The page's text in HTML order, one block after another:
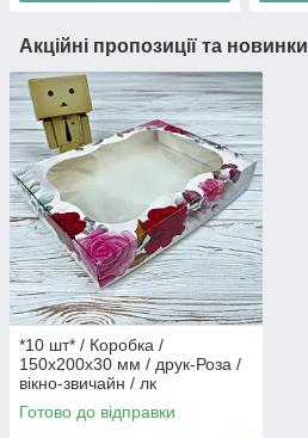
Акційні пропозиції та новинки
*10 шт* / Коробка /
150х200х30 мм / друк-Роза /
вікно-звичайн / лк
Готово до відправки